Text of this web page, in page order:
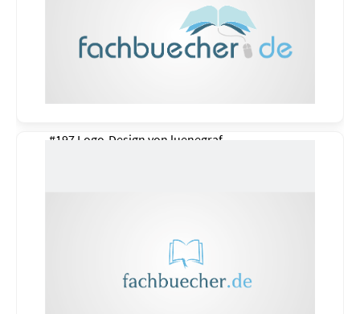
#197 Logo-Design von luenegraf